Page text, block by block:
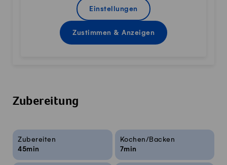
Einstellungen
Zustimmen & Anzeigen
Zubereitung
Rezeptinfos
Zubereiten
45min
Kochen/Backen
7min